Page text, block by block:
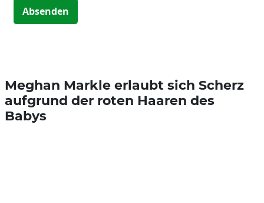
Absenden
Meghan Markle erlaubt sich Scherz
aufgrund der roten Haaren des
Babys